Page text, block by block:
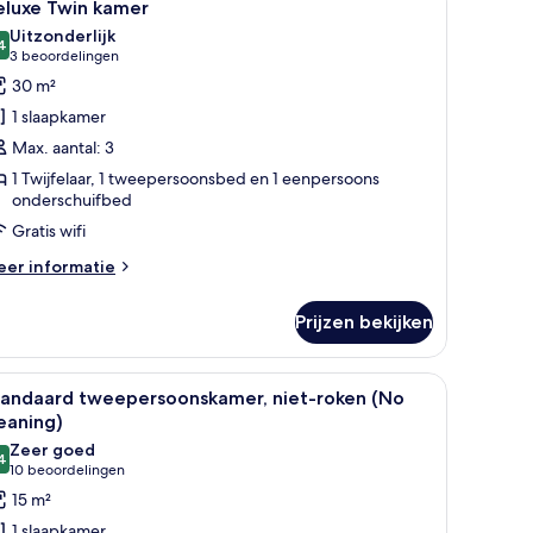
Twin kamer
van 10
Uitzonderlijk
3 beoordelingen
(3
beoordelingen)
30 m²
1 slaapkamer
Max. aantal: 3
1 Twijfelaar, 1 tweepersoonsbed en 1 eenpersoons
onderschuifbed
Gratis wifi
informatie
Prijzen bekijken
een stoel, een televisie en een raam met gordijnen.
Een kluis op de kamer, een bureau,
5
tweepersoonskamer, niet-roken (No
van 10
Zeer goed
10 beoordelingen
(10
beoordelingen)
15 m²